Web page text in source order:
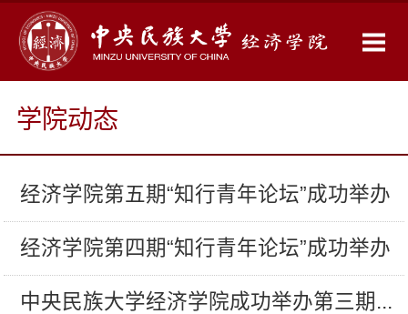
学院动态
经济学院第五期“知行青年论坛”成功举办
经济学院第四期“知行青年论坛”成功举办
中央民族大学经济学院成功举办第三期...